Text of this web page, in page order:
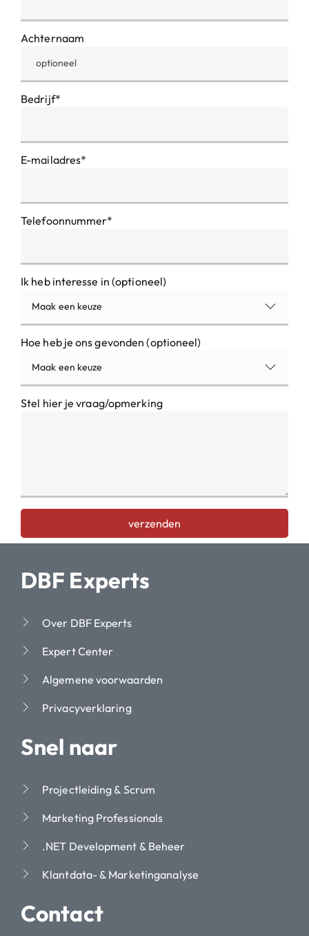
Achternaam
Bedrijf*
E-mailadres*
Telefoonnummer*
Ik heb interesse in (optioneel)
Maak een keuze
Hoe heb je ons gevonden (optioneel)
Maak een keuze
Stel hier je vraag/opmerking
verzenden
DBF Experts
Over DBF Experts
Expert Center
Algemene voorwaarden
Privacyverklaring
Snel naar
Projectleiding & Scrum
Marketing Professionals
.NET Development & Beheer
Klantdata- & Marketinganalyse
Contact